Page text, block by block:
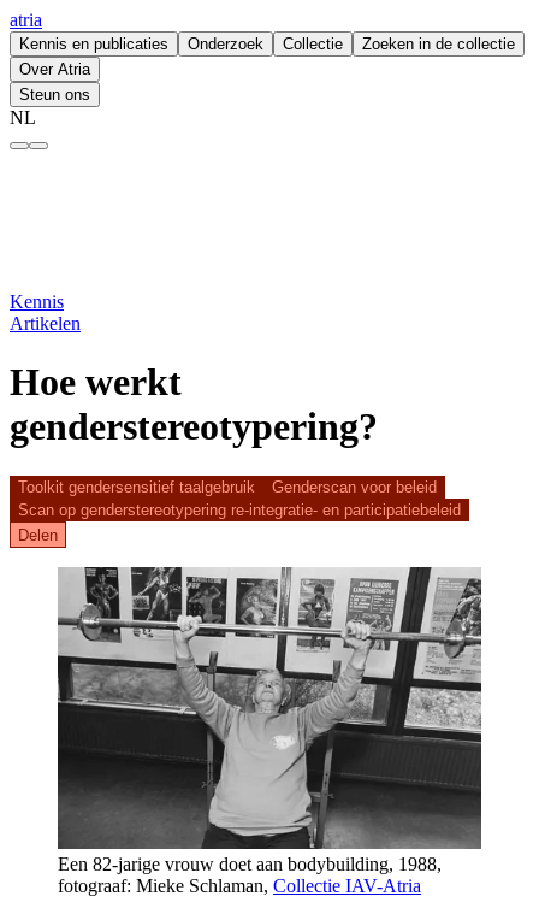
atria
Kennis en publicaties Onderzoek Collectie
Zoeken in de collectie
Over Atria
Steun ons
NL
Kennis
Artikelen
Hoe werkt
genderstereotypering?
Toolkit gendersensitief taalgebruik
Genderscan voor beleid
Scan op genderstereotypering re-integratie- en participatiebeleid
Delen
Een 82-jarige vrouw doet aan bodybuilding, 1988,
fotograaf: Mieke Schlaman, Collectie IAV-Atria